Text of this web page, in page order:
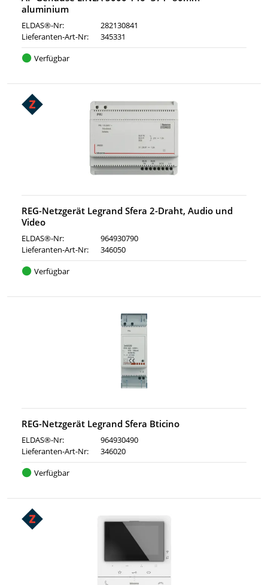
aluminium
ELDAS®-Nr:
282130841
Lieferanten-Art-Nr:
345331
Verfügbar
REG-Netzgerät Legrand Sfera 2-Draht, Audio und
Video
ELDAS®-Nr:
964930790
Lieferanten-Art-Nr:
346050
Verfügbar
REG-Netzgerät Legrand Sfera Bticino
ELDAS®-Nr:
964930490
Lieferanten-Art-Nr:
346020
Verfügbar